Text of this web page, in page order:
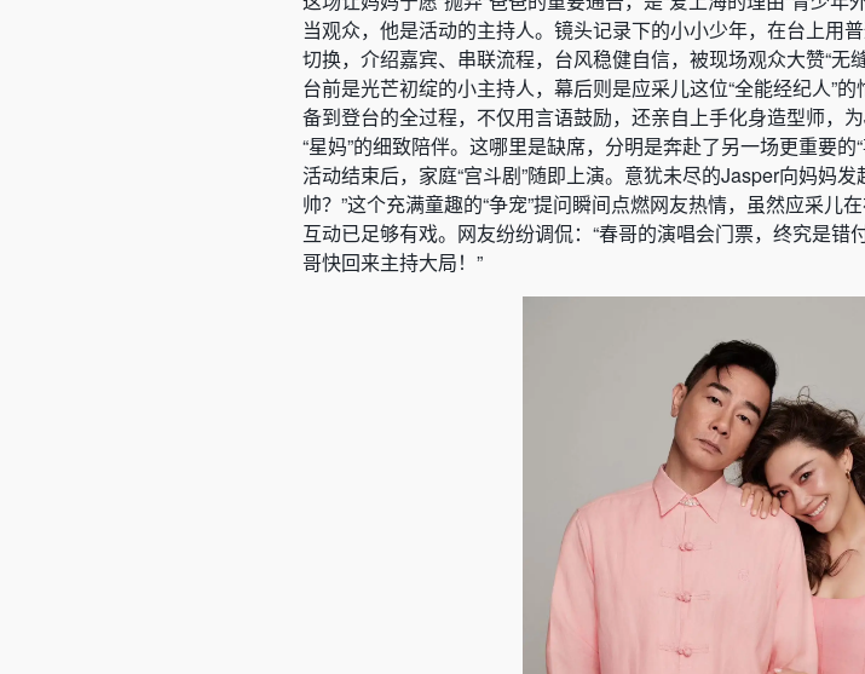
当观众，他是活动的主持人。镜头记录下的小小少年，在台上用
切换，介绍嘉宾、串联流程，台风稳健自信，被现场观众大赞“无
台前是光芒初绽的小主持人，幕后则是应采儿这位“全能经纪人”
备到登台的全过程，不仅用言语鼓励，还亲自上手化身造型师，
“星妈”的细致陪伴。这哪里是缺席，分明是奔赴了另一场更重要的“
活动结束后，家庭“宫斗剧”随即上演。意犹未尽的Jasper向妈妈
帅？”这个充满童趣的“争宠”提问瞬间点燃网友热情，虽然应采儿
互动已足够有戏。网友纷纷调侃：“春哥的演唱会门票，终究是错
哥快回来主持大局！”